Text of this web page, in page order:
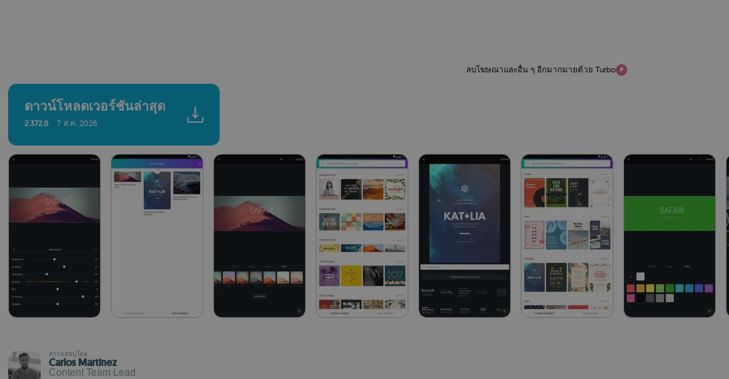
ลบโฆษณาและอื่น ๆ อีกมากมายด้วย Turbo
ดาวน์โหลดเวอร์ชันล่าสุด
2.372.0 7 ส.ค. 2026
ตรวจสอบโดย
Carlos Martínez
Content Team Lead